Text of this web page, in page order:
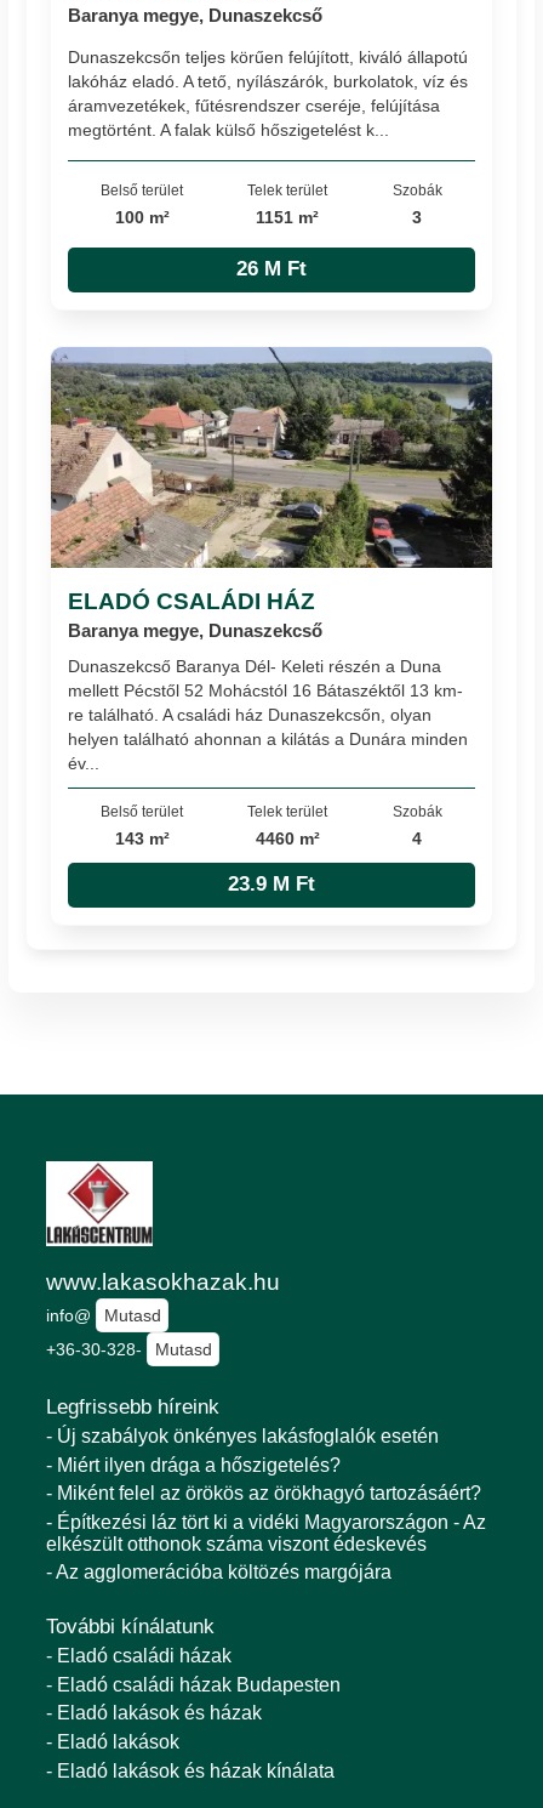
Baranya megye, Dunaszekcső
Dunaszekcsőn teljes körűen felújított, kiváló állapotú
lakóház eladó. A tető, nyílászárók, burkolatok, víz és
áramvezetékek, fűtésrendszer cseréje, felújítása
megtörtént. A falak külső hőszigetelést k...
Belső terület
100 m²
Telek terület
1151 m²
Szobák
3
26 M Ft
ELADÓ CSALÁDI HÁZ
Baranya megye, Dunaszekcső
Dunaszekcső Baranya Dél- Keleti részén a Duna
mellett Pécstől 52 Mohácstól 16 Bátaszéktől 13 km-
re található. A családi ház Dunaszekcsőn, olyan
helyen található ahonnan a kilátás a Dunára minden
év...
Belső terület
143 m²
Telek terület
4460 m²
Szobák
4
23.9 M Ft
www.lakasokhazak.hu
info@
Mutasd
+36-30-328-
Mutasd
Legfrissebb híreink
- Új szabályok önkényes lakásfoglalók esetén
- Miért ilyen drága a hőszigetelés?
- Miként felel az örökös az örökhagyó tartozásáért?
- Építkezési láz tört ki a vidéki Magyarországon - Az
elkészült otthonok száma viszont édeskevés
- Az agglomerációba költözés margójára
További kínálatunk
- Eladó családi házak
- Eladó családi házak Budapesten
- Eladó lakások és házak
- Eladó lakások
- Eladó lakások és házak kínálata